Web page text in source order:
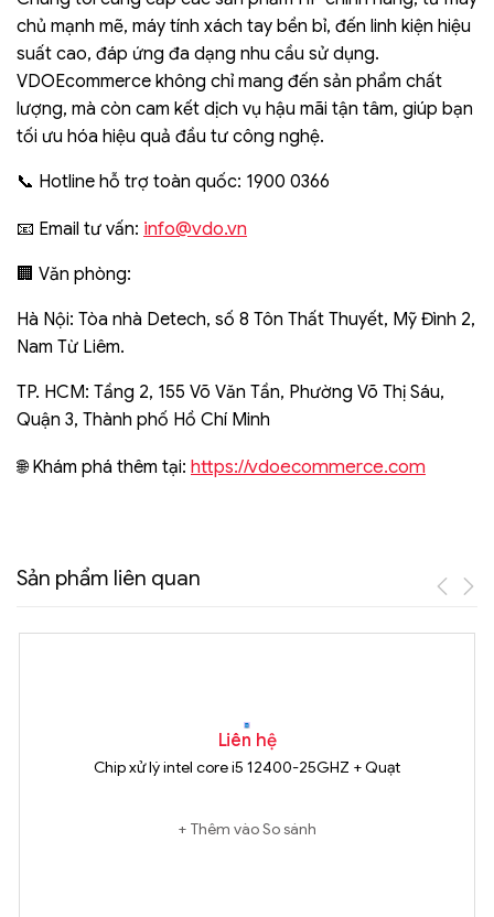
chủ mạnh mẽ, máy tính xách tay bền bỉ, đến linh kiện hiệu
suất cao, đáp ứng đa dạng nhu cầu sử dụng.
VDOEcommerce không chỉ mang đến sản phẩm chất
lượng, mà còn cam kết dịch vụ hậu mãi tận tâm, giúp bạn
tối ưu hóa hiệu quả đầu tư công nghệ.
📞 Hotline hỗ trợ toàn quốc: 1900 0366
📧 Email tư vấn: info@vdo.vn
🏢 Văn phòng:
Hà Nội: Tòa nhà Detech, số 8 Tôn Thất Thuyết, Mỹ Đình 2,
Nam Từ Liêm.
TP. HCM: Tầng 2, 155 Võ Văn Tần, Phường Võ Thị Sáu,
Quận 3, Thành phố Hồ Chí Minh
🌐 Khám phá thêm tại: https://vdoecommerce.com
Sản phẩm liên quan
Liên hệ
Chip xử lý intel core i5 12400-25GHZ + Quạt
Thêm vào So sánh